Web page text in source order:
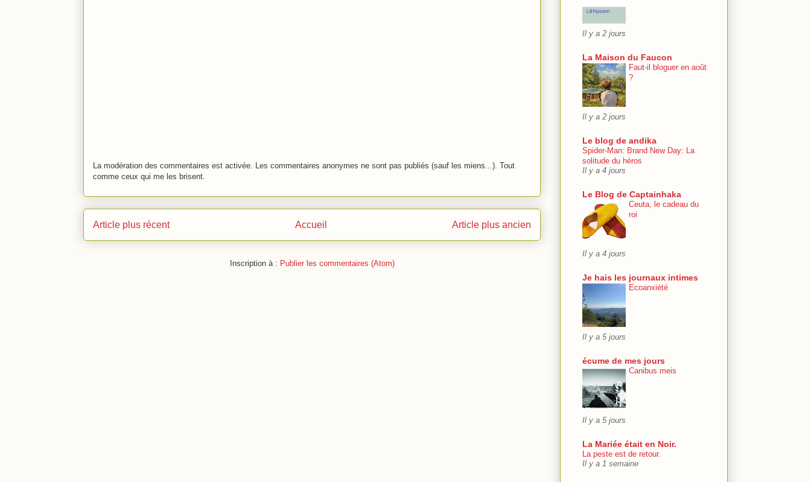
La modération des commentaires est activée. Les commentaires anonymes ne sont pas publiés (sauf les miens...). Tout
comme ceux qui me les brisent.
Article plus récent Article plus ancien
Accueil
Inscription à : Publier les commentaires (Atom)
Il y a 2 jours
La Maison du Faucon
Faut-il bloguer en août
?
Il y a 2 jours
Le blog de andika
Spider-Man: Brand New Day: La
solitude du héros
Il y a 4 jours
Le Blog de Captainhaka
Ceuta, le cadeau du
roi
Il y a 4 jours
Je hais les journaux intimes
Ecoanxiété
Il y a 5 jours
écume de mes jours
Canibus meis
Il y a 5 jours
La Mariée était en Noir.
La peste est de retour.
Il y a 1 semaine